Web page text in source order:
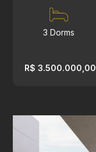
3 Dorms
R$ 3.500.000,00